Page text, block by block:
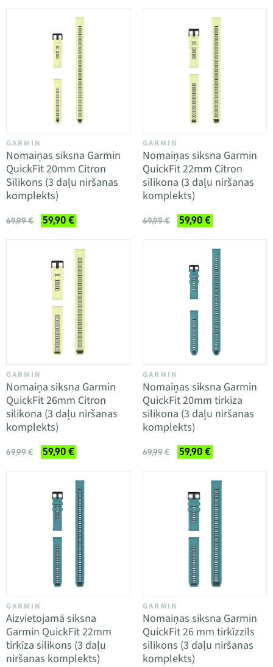
GARMIN
Nomaiņas siksna Garmin
QuickFit 20mm Citron
Silikons (3 daļu niršanas
komplekts)
69,99 € 59,90 €
GARMIN
Nomaiņas siksna Garmin
QuickFit 22mm Citron
silikona (3 daļu niršanas
komplekts)
69,99 € 59,90 €
GARMIN
Nomaiņa siksna Garmin
QuickFit 26mm Citron
silikona (3 daļu niršanas
komplekts)
69,99 € 59,90 €
GARMIN
Nomaiņas siksna Garmin
QuickFit 20mm tirkīza
silikona (3 daļu niršanas
komplekts)
69,99 € 59,90 €
GARMIN
Aizvietojamā siksna
Garmin QuickFit 22mm
tirkīza silikons (3 daļu
niršanas komplekts)
GARMIN
Nomaiņas siksna Garmin
QuickFit 26 mm tirkīzzils
silikons (3 daļu niršanas
komplekts)